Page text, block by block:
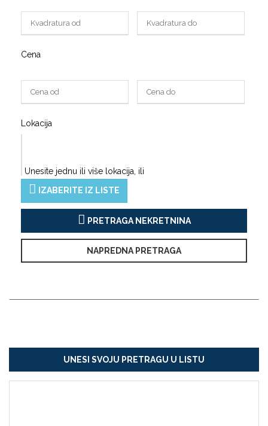
Cena
Lokacija
Unesite jednu ili više lokacija, ili
IZABERITE IZ LISTE
PRETRAGA NEKRETNINA
NAPREDNA PRETRAGA
UNESI SVOJU PRETRAGU U LISTU